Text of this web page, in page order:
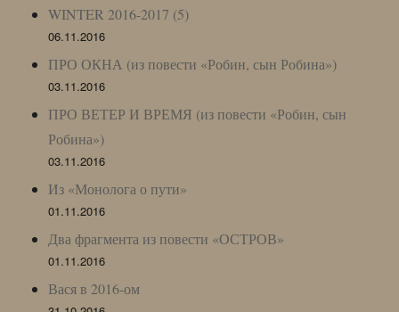
WINTER 2016-2017 (5)
06.11.2016
ПРО ОКНА (из повести «Робин, сын Робина»)
03.11.2016
ПРО ВЕТЕР И ВРЕМЯ (из повести «Робин, сын
Робина»)
03.11.2016
Из «Монолога о пути»
01.11.2016
Два фрагмента из повести «ОСТРОВ»
01.11.2016
Вася в 2016-ом